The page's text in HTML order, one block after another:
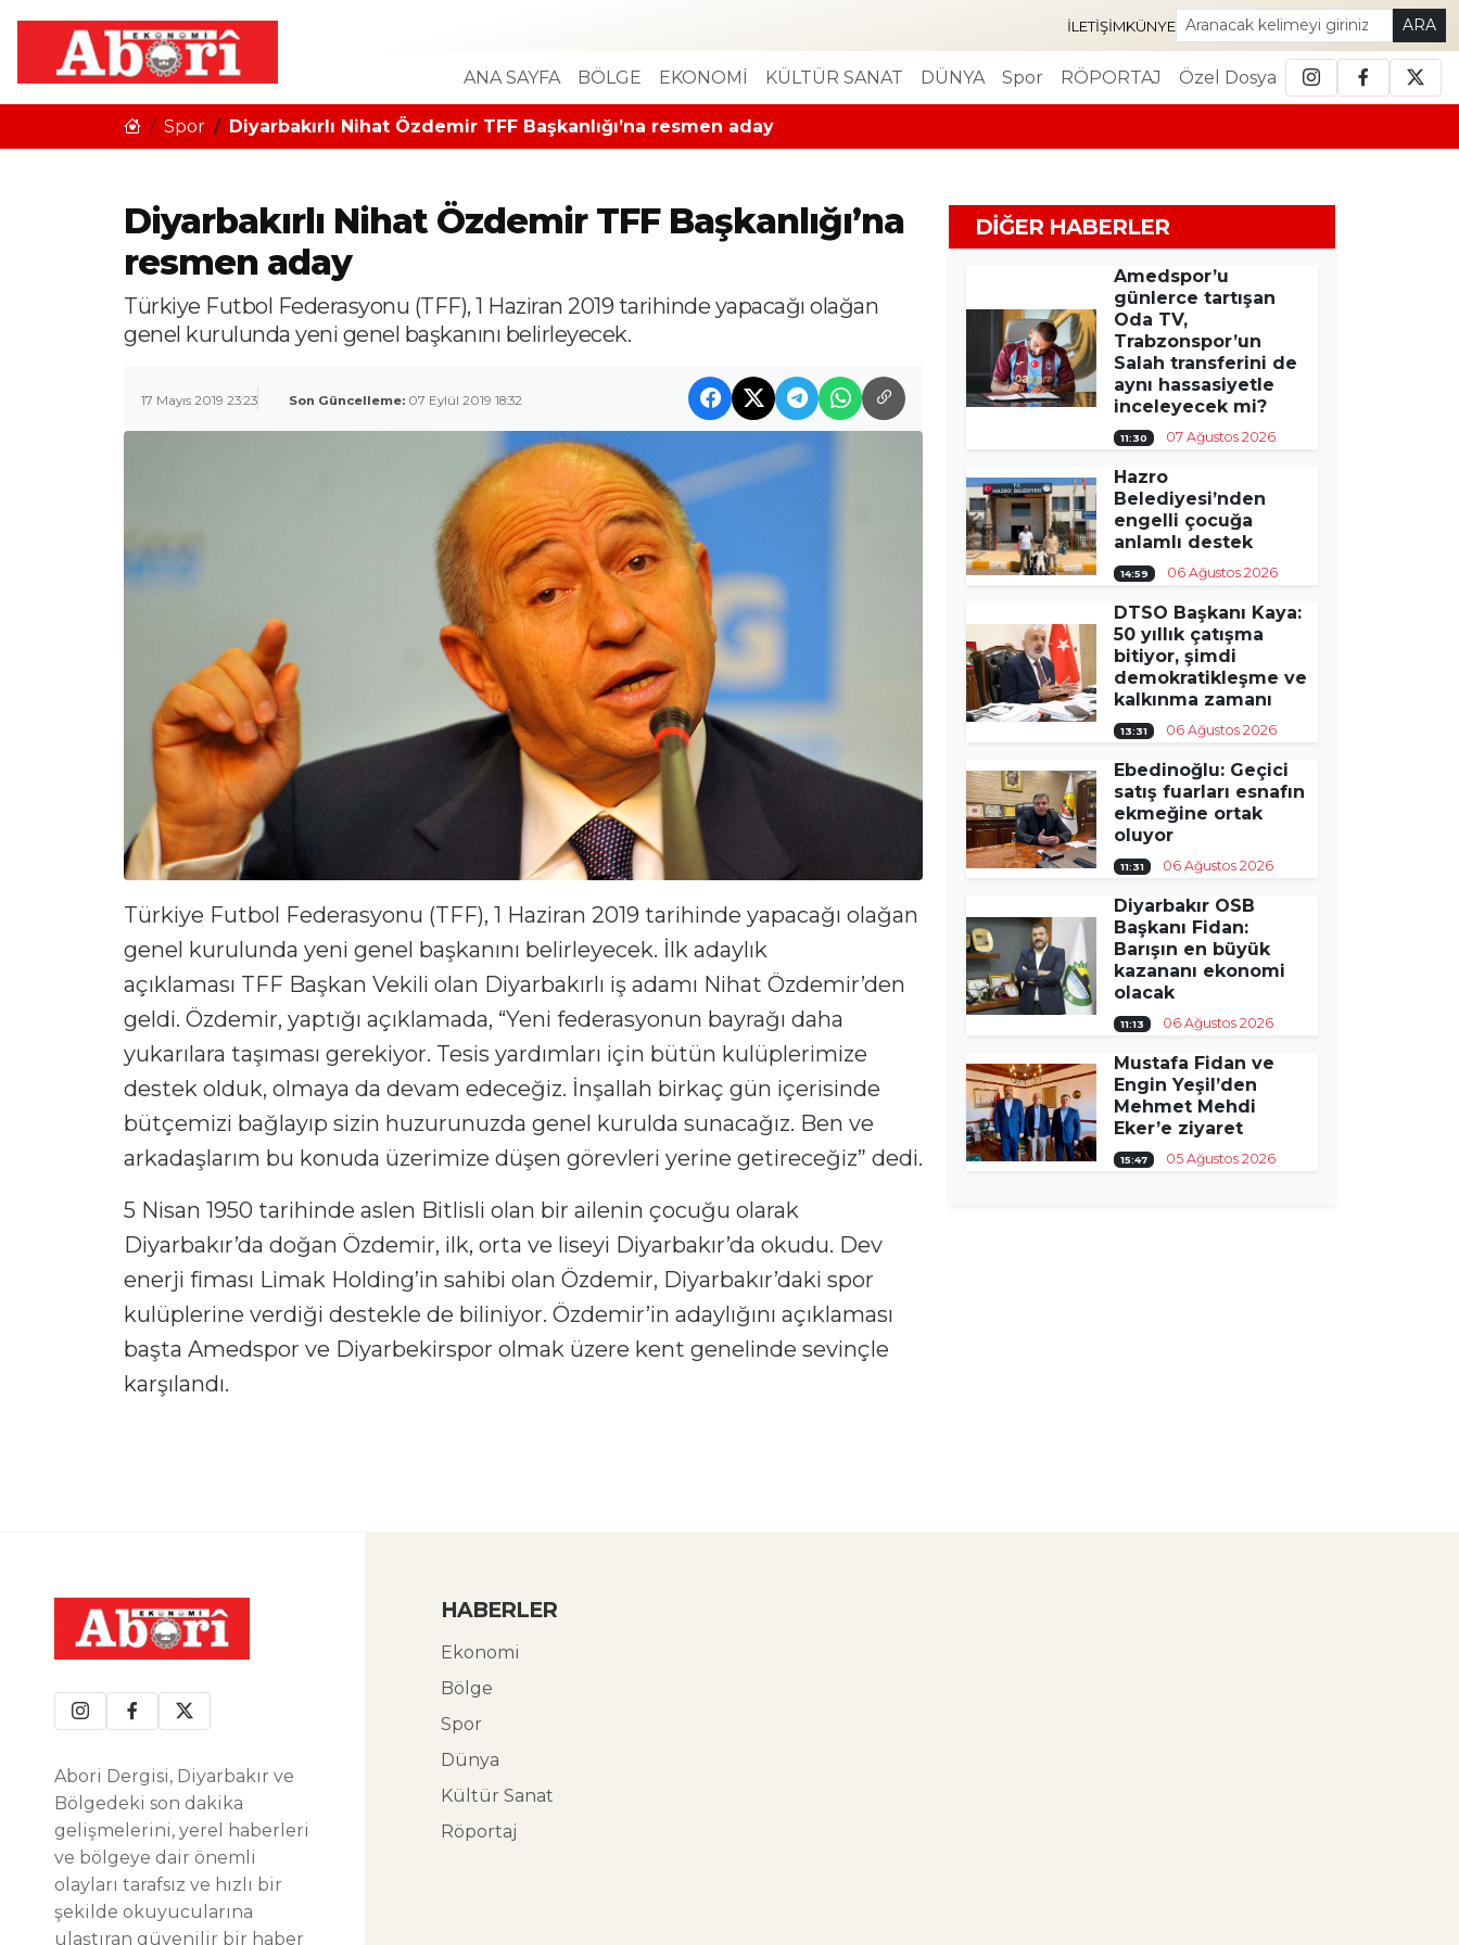
İLETIŞIMKÜNYE ARA
ANA SAYFA BÖLGE EKONOMİ KÜLTÜR SANAT DÜNYA Spor RÖPORTAJ Özel Dosya
Spor Diyarbakırlı Nihat Özdemir TFF Başkanlığı’na resmen aday
Diyarbakırlı Nihat Özdemir TFF Başkanlığı’na
resmen aday
Türkiye Futbol Federasyonu (TFF), 1 Haziran 2019 tarihinde yapacağı olağan
genel kurulunda yeni genel başkanını belirleyecek.
17 Mayıs 2019 23:23 Son Güncelleme: 07 Eylül 2019 18:32
Türkiye Futbol Federasyonu (TFF), 1 Haziran 2019 tarihinde yapacağı olağan
genel kurulunda yeni genel başkanını belirleyecek. İlk adaylık
açıklaması TFF Başkan Vekili olan Diyarbakırlı iş adamı Nihat Özdemir’den
geldi. Özdemir, yaptığı açıklamada, “Yeni federasyonun bayrağı daha
yukarılara taşıması gerekiyor. Tesis yardımları için bütün kulüplerimize
destek olduk, olmaya da devam edeceğiz. İnşallah birkaç gün içerisinde
bütçemizi bağlayıp sizin huzurunuzda genel kurulda sunacağız. Ben ve
arkadaşlarım bu konuda üzerimize düşen görevleri yerine getireceğiz” dedi.
5 Nisan 1950 tarihinde aslen Bitlisli olan bir ailenin çocuğu olarak
Diyarbakır’da doğan Özdemir, ilk, orta ve liseyi Diyarbakır’da okudu. Dev
enerji fiması Limak Holding’in sahibi olan Özdemir, Diyarbakır’daki spor
kulüplerine verdiği destekle de biliniyor. Özdemir’in adaylığını açıklaması
başta Amedspor ve Diyarbekirspor olmak üzere kent genelinde sevinçle
karşılandı.
DIĞER HABERLER
Amedspor’u
günlerce tartışan
Oda TV,
Trabzonspor’un
Salah transferini de
aynı hassasiyetle
inceleyecek mi?
11:30 07 Ağustos 2026
Hazro
Belediyesi’nden
engelli çocuğa
anlamlı destek
14:59 06 Ağustos 2026
DTSO Başkanı Kaya:
50 yıllık çatışma
bitiyor, şimdi
demokratikleşme ve
kalkınma zamanı
13:31 06 Ağustos 2026
Ebedinoğlu: Geçici
satış fuarları esnafın
ekmeğine ortak
oluyor
11:31 06 Ağustos 2026
Diyarbakır OSB
Başkanı Fidan:
Barışın en büyük
kazananı ekonomi
olacak
11:13 06 Ağustos 2026
Mustafa Fidan ve
Engin Yeşil’den
Mehmet Mehdi
Eker’e ziyaret
15:47 05 Ağustos 2026
Abori Dergisi, Diyarbakır ve
Bölgedeki son dakika
gelişmelerini, yerel haberleri
ve bölgeye dair önemli
olayları tarafsız ve hızlı bir
şekilde okuyucularına
ulaştıran güvenilir bir haber
HABERLER
Ekonomi
Bölge
Spor
Dünya
Kültür Sanat
Röportaj